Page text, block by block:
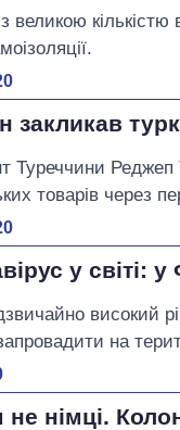
з великою
закликав
Туреччини Реджеп
товарів через
у світі:
високий
на
німці.